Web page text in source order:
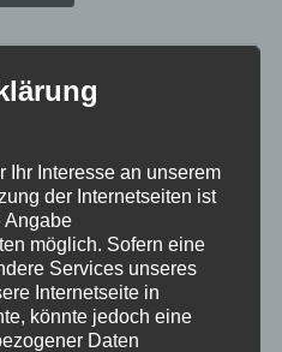
WHEELS
Ihr Interesse an unserem
der Internetseiten ist
Angabe
möglich. Sofern eine
Services unseres
Internetseite in
könnte jedoch eine
Daten